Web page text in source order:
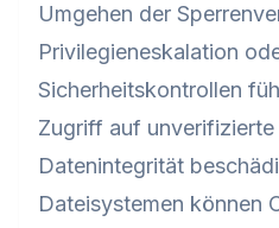
Umgehen der
Privilegieneskalation
Sicherheitskontrollen
Zugriff auf
Datenintegrität
Dateisystemen können